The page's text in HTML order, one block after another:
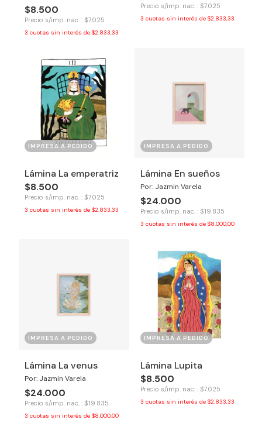
$8.500
Precio s/imp. nac. : $7.025
3 cuotas sin interés de $2.833,33
Precio s/imp. nac. : $7.025
3 cuotas sin interés de $2.833,33
IMPRESA A PEDIDO
Lámina La emperatriz
$8.500
Precio s/imp. nac. : $7.025
3 cuotas sin interés de $2.833,33
IMPRESA A PEDIDO
Lámina En sueños
Por: Jazmin Varela
$24.000
Precio s/imp. nac. : $19.835
3 cuotas sin interés de $8.000,00
IMPRESA A PEDIDO
Lámina La venus
Por: Jazmin Varela
$24.000
Precio s/imp. nac. : $19.835
3 cuotas sin interés de $8.000,00
IMPRESA A PEDIDO
Lámina Lupita
$8.500
Precio s/imp. nac. : $7.025
3 cuotas sin interés de $2.833,33